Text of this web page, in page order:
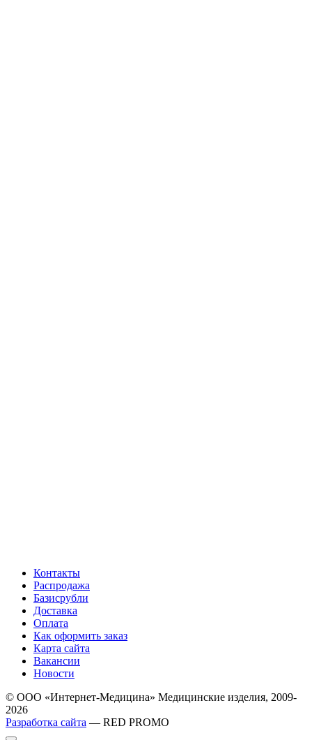
Контакты
Распродажа
Базисрубли
Доставка
Оплата
Как оформить заказ
Карта сайта
Вакансии
Новости
© ООО «Интернет-Медицина» Медицинские изделия, 2009-
2026
Разработка сайта — RED PROMO